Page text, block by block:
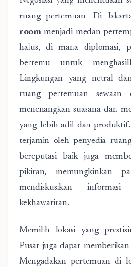
ruang pertemuan. Di
room menjadi medan
halus, di mana diplomasi,
bertemu untuk
Lingkungan yang netral
ruang pertemuan sewaan
menenangkan suasana dan
yang lebih adil dan produktif.
terjamin oleh penyedia
bereputasi baik juga
pikiran, memungkinkan
mendiskusikan
kekhawatiran.
Memilih lokasi yang
Pusat juga dapat memberikan
Mengadakan pertemuan di